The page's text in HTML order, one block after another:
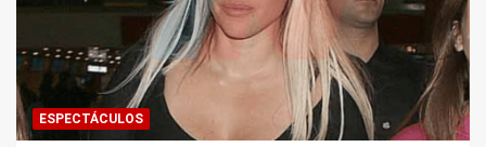
ESPECTÁCULOS